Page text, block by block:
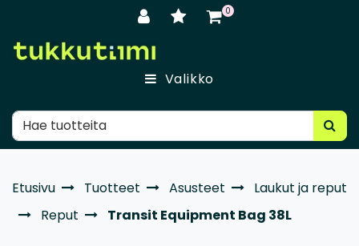
0
Valikko
Etusivu Tuotteet Asusteet
Laukut ja reput
Reput
Transit Equipment Bag 38L